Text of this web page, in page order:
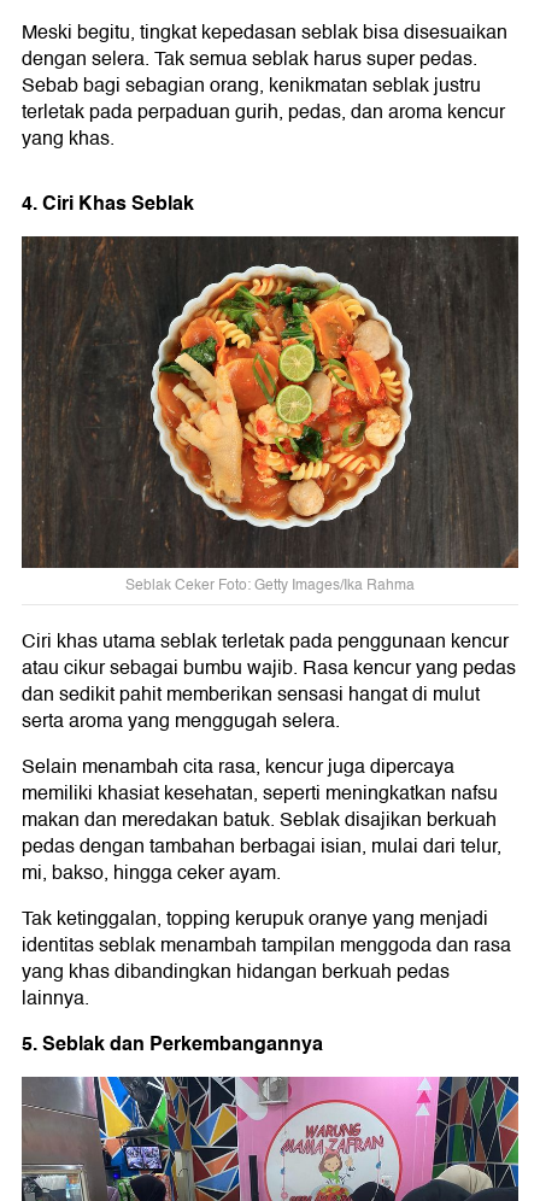
Meski begitu, tingkat kepedasan seblak bisa disesuaikan
dengan selera. Tak semua seblak harus super pedas.
Sebab bagi sebagian orang, kenikmatan seblak justru
terletak pada perpaduan gurih, pedas, dan aroma kencur
yang khas.
4. Ciri Khas Seblak
Seblak Ceker Foto: Getty Images/Ika Rahma
Ciri khas utama seblak terletak pada penggunaan kencur
atau cikur sebagai bumbu wajib. Rasa kencur yang pedas
dan sedikit pahit memberikan sensasi hangat di mulut
serta aroma yang menggugah selera.
Selain menambah cita rasa, kencur juga dipercaya
memiliki khasiat kesehatan, seperti meningkatkan nafsu
makan dan meredakan batuk. Seblak disajikan berkuah
pedas dengan tambahan berbagai isian, mulai dari telur,
mi, bakso, hingga ceker ayam.
Tak ketinggalan, topping kerupuk oranye yang menjadi
identitas seblak menambah tampilan menggoda dan rasa
yang khas dibandingkan hidangan berkuah pedas
lainnya.
5. Seblak dan Perkembangannya